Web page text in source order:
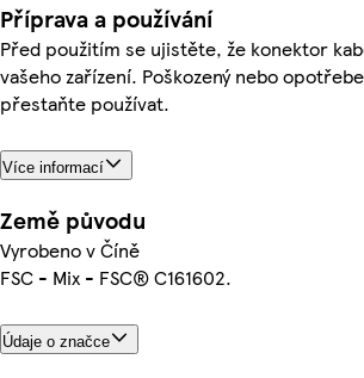
Příprava a používání
Před použitím se ujistěte, že konektor
vašeho zařízení. Poškozený nebo
přestaňte používat.
Více informací
Země původu
Vyrobeno v Číně
FSC - Mix - FSC® C161602.
Údaje o značce